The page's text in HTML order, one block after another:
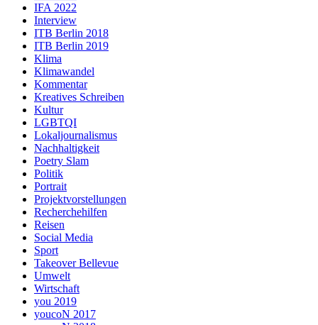
IFA 2022
Interview
ITB Berlin 2018
ITB Berlin 2019
Klima
Klimawandel
Kommentar
Kreatives Schreiben
Kultur
LGBTQI
Lokaljournalismus
Nachhaltigkeit
Poetry Slam
Politik
Portrait
Projektvorstellungen
Recherchehilfen
Reisen
Social Media
Sport
Takeover Bellevue
Umwelt
Wirtschaft
you 2019
youcoN 2017